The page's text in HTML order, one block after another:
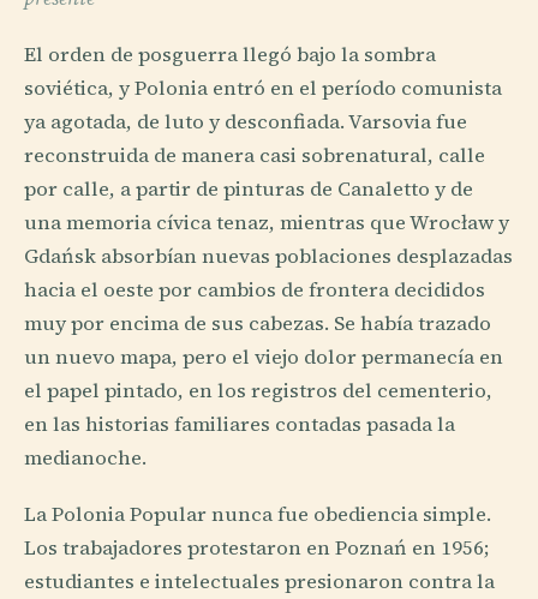
El orden de posguerra llegó bajo la sombra
soviética, y Polonia entró en el período comunista
ya agotada, de luto y desconfiada. Varsovia fue
reconstruida de manera casi sobrenatural, calle
por calle, a partir de pinturas de Canaletto y de
una memoria cívica tenaz, mientras que Wrocław y
Gdańsk absorbían nuevas poblaciones desplazadas
hacia el oeste por cambios de frontera decididos
muy por encima de sus cabezas. Se había trazado
un nuevo mapa, pero el viejo dolor permanecía en
el papel pintado, en los registros del cementerio,
en las historias familiares contadas pasada la
medianoche.
La Polonia Popular nunca fue obediencia simple.
Los trabajadores protestaron en Poznań en 1956;
estudiantes e intelectuales presionaron contra la